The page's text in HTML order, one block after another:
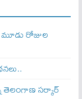
మూడు రోజుల
తెలంగాణ స‌ర్కార్